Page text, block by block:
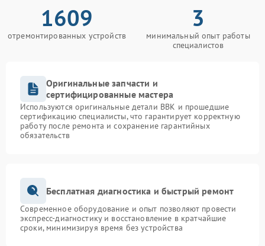
1609
отремонтированных устройств
3
минимальный опыт работы
специалистов
Оригинальные запчасти и
сертифицированные мастера
Используются оригинальные детали BBK и прошедшие
сертификацию специалисты, что гарантирует корректную
работу после ремонта и сохранение гарантийных
обязательств
Бесплатная диагностика и быстрый ремонт
Современное оборудование и опыт позволяют провести
экспресс-диагностику и восстановление в кратчайшие
сроки, минимизируя время без устройства